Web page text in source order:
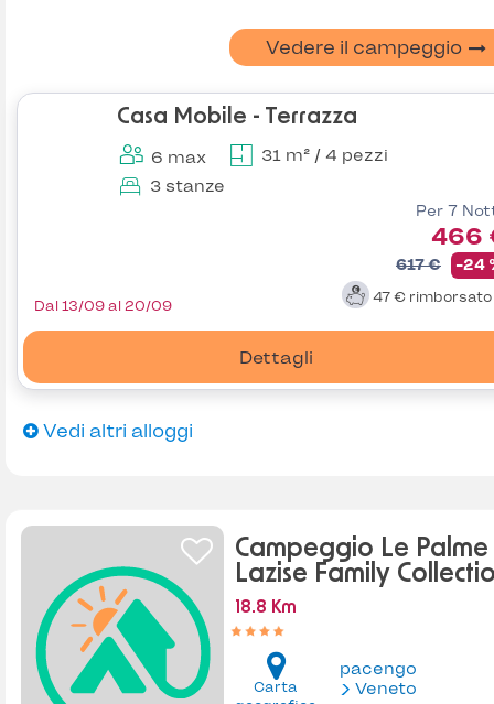
Vedere il campeggio
Casa Mobile - Terrazza
6 max
31 m² / 4 pezzi
3 stanze
Per 7
466
617 € -24
47 € rimborsato
Dettagli
Dal 13/09 al 20/09
Vedi altri alloggi
Campeggio Le Palme
Lazise Family
18.8 Km
Carta
pacengo
Veneto